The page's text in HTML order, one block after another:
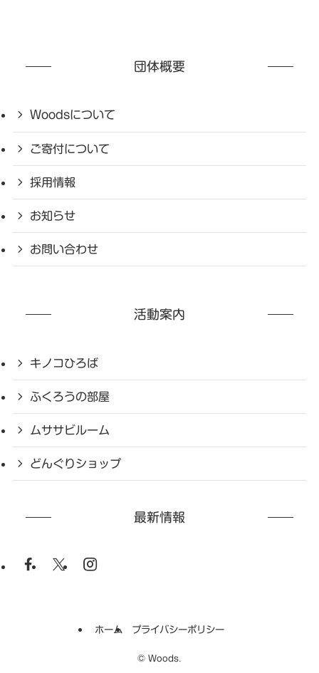
団体概要
Woodsについて
ご寄付について
採用情報
お知らせ
お問い合わせ
活動案内
キノコひろば
ふくろうの部屋
ムササビルーム
どんぐりショップ
最新情報
ホーム プライバシーポリシー
© Woods.